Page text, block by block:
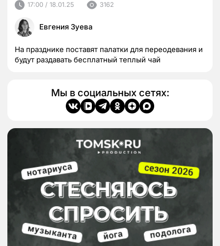
17:00 / 18.01.25 3162
Евгения Зуева
На празднике поставят палатки для переодевания и
будут раздавать бесплатный теплый чай
Мы в социальных сетях: